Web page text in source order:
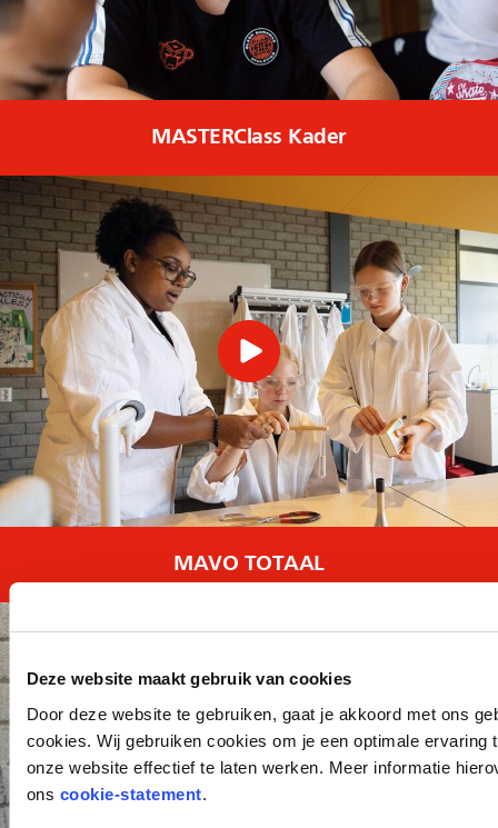
Deze website maakt gebruik van cookies
Door deze website te gebruiken, gaat je akkoord met ons
cookies. Wij gebruiken cookies om je een optimale ervaring
onze website effectief te laten werken. Meer informatie
ons cookie-statement.
MASTERClass Kader
MAVO TOTAAL